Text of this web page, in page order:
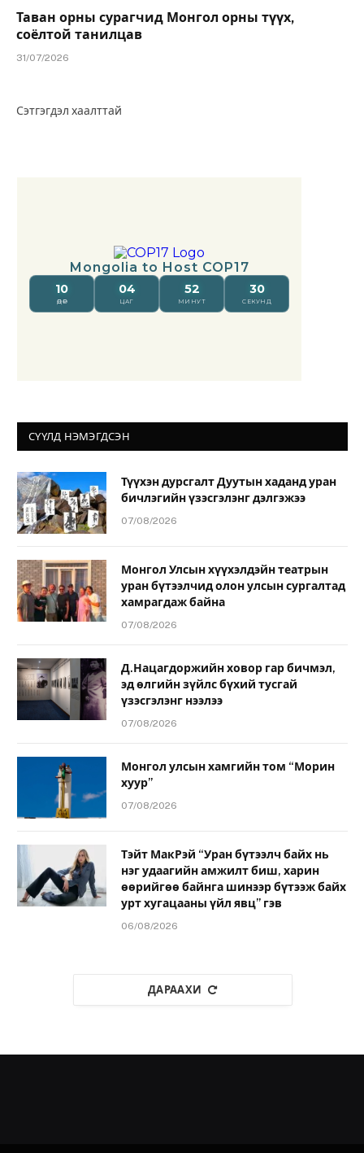
Таван орны сурагчид Монгол орны түүх,
соёлтой танилцав
31/07/2026
Сэтгэгдэл хаалттай
СҮҮЛД НЭМЭГДСЭН
Түүхэн дурсгалт Дуутын хаданд уран
бичлэгийн үзэсгэлэнг дэлгэжээ
07/08/2026
Монгол Улсын хүүхэлдэйн театрын
уран бүтээлчид олон улсын сургалтад
хамрагдаж байна
07/08/2026
Д.Нацагдоржийн ховор гар бичмэл,
эд өлгийн зүйлс бүхий тусгай
үзэсгэлэнг нээлээ
07/08/2026
Монгол улсын хамгийн том “Морин
хуур”
07/08/2026
Тэйт МакРэй “Уран бүтээлч байх нь
нэг удаагийн амжилт биш, харин
өөрийгөө байнга шинээр бүтээж байх
урт хугацааны үйл явц” гэв
06/08/2026
ДАРААХИ